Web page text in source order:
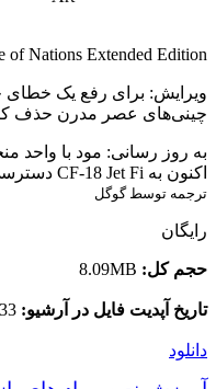
of Nations Extended Edition
ویرایش: برای رفع یک خطای
چینی‌های عصر مدرن حذف
به روز رسانی: مود با واحد
اکنون به CF-18 Jet Fi دسترسی دارد…
ترجمه توسط گوگل
رایگان
حجم کل: 8.09MB
تاریخ آپدیت فایل در آرشیو: 10/11
دانلود